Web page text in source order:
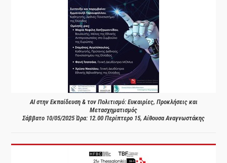
AI στην Εκπαίδευση & τον Πολιτισμό: Ευκαιρίες, Προκλήσεις και
Μετασχηματισμός
Σάββατο 10/05/2025 Ώρα: 12.00 Περίπτερο 15, Αίθουσα Αναγνωστάκης